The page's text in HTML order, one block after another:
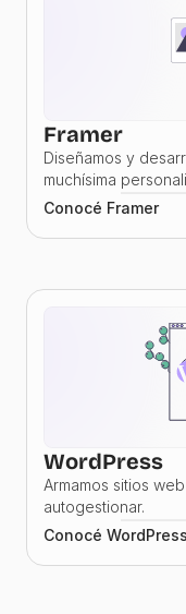
Framer
Diseñamos y
muchísima
Conocé Framer
WordPress
Armamos sitios
autogestionar.
Conocé WordPress